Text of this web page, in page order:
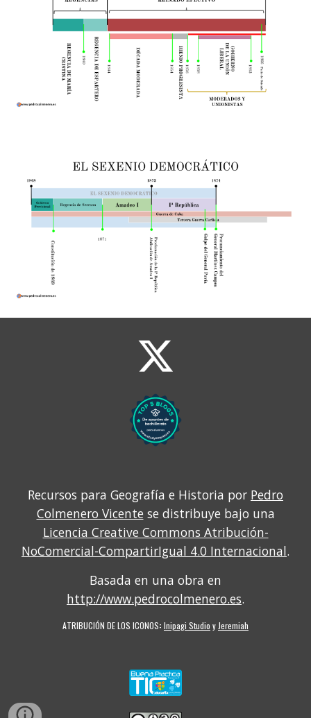
Recursos para Geografía e Historia por Pedro
Colmenero Vicente se distribuye bajo una
Licencia Creative Commons Atribución-
NoComercial-CompartirIgual 4.0 Internacional.
Basada en una obra en
http://www.pedrocolmenero.es.
ATRIBUCIÓN DE LOS ICONOS: Inipagi Studio y Jeremiah